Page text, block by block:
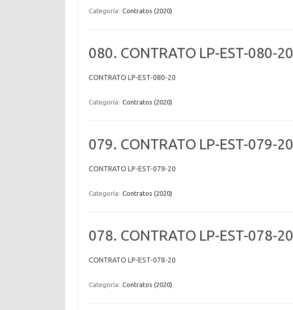
Categoría: Contratos (2020)
080. CONTRATO LP-EST-080-20
CONTRATO LP-EST-080-20
Categoría: Contratos (2020)
079. CONTRATO LP-EST-079-20
CONTRATO LP-EST-079-20
Categoría: Contratos (2020)
078. CONTRATO LP-EST-078-20
CONTRATO LP-EST-078-20
Categoría: Contratos (2020)